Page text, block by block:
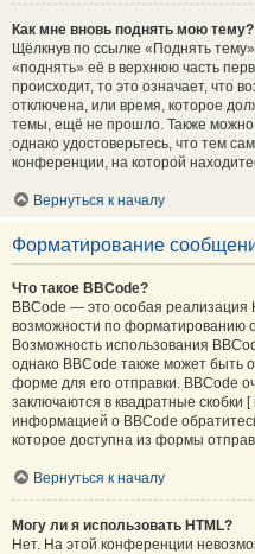
Как мне вновь поднять мою тему?
Щёлкнув по ссылке «Поднять
«поднять» её в верхнюю часть
происходит, то это означает, что
отключена, или время, которое
темы, ещё не прошло. Также можно
однако удостоверьтесь, что тем
конференции, на которой
Вернуться к началу
Форматирование
Что такое BBCode?
BBCode — это особая
возможности по форматированию
Возможность использования
однако BBCode также может быть
форме для его отправки. BBCode
заключаются в квадратные скобки
информацией о BBCode
которое доступна из формы
Вернуться к началу
Могу ли я использовать HTML?
Нет. На этой конференции